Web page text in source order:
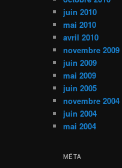
juin 2010
mai 2010
avril 2010
novembre 2009
juin 2009
mai 2009
juin 2005
novembre 2004
juin 2004
mai 2004
MÉTA